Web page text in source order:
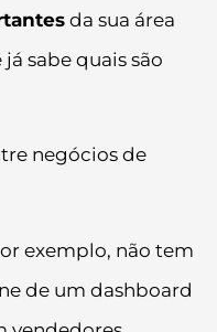
da sua área
sabe quais são
negócios de
exemplo, não tem
de um dashboard